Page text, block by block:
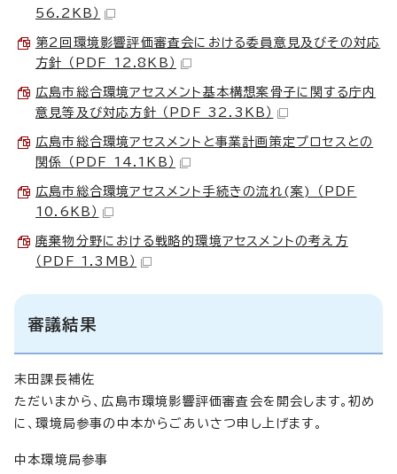
56.2KB）
第2回環境影響評価審査会における委員意見及びその対応
方針 （PDF 12.8KB）
広島市総合環境アセスメント基本構想案骨子に関する庁内
意見等及び対応方針 （PDF 32.3KB）
広島市総合環境アセスメントと事業計画策定プロセスとの
関係 （PDF 14.1KB）
広島市総合環境アセスメント手続きの流れ(案) （PDF
10.6KB）
廃棄物分野における戦略的環境アセスメントの考え方
（PDF 1.3MB）
審議結果
末田課長補佐
ただいまから、広島市環境影響評価審査会を開会します。初め
に、環境局参事の中本からごあいさつ申し上げます。
中本環境局参事